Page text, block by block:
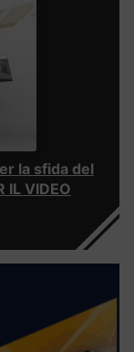
la sfida del
IL VIDEO